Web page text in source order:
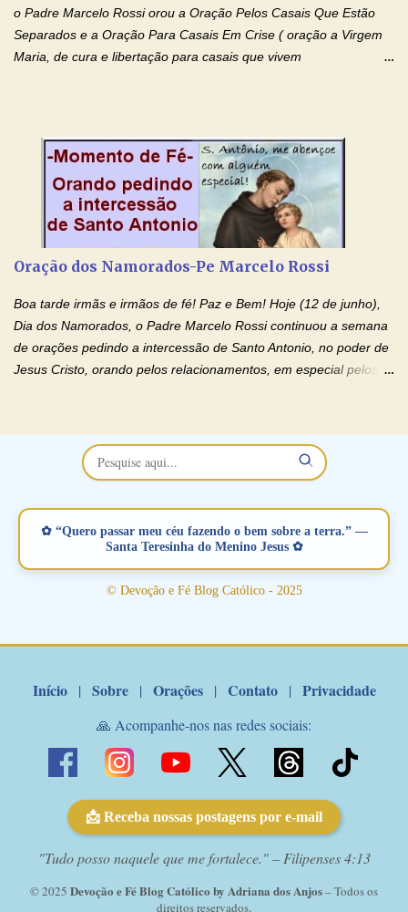
o Padre Marcelo Rossi orou a Oração Pelos Casais Que Estão
Separados e a Oração Para Casais Em Crise ( oração a Virgem
Maria, de cura e libertação para casais que vivem
no programa de rádio Momento de Fé, pela cura dos
relacionamentos. Seu relacionamento está doente? Você está
sofrendo? Então ouça o Momento de Fé e entre nesta corrente
de orações abençoadas, d eixe o Amor Ágape de Jesus curar e
restaurar você e seu relacionamento. Adriana-Devoção e Fé
Oração Pelos Casais Que Estão Separados Casais que estão
separados, devido ao envolvimento de outras pessoas no
relacionamento e que minaram, espiritualmente, a relação do
casal. Vamos orar (coloque o seu esposo ou esposa diante de
Deus). "Senhor Jesus, restaura os laços ...
Oração dos Namorados-Pe Marcelo Rossi
Boa tarde irmãs e irmãos de fé! Paz e Bem! Hoje (12 de junho),
Dia dos Namorados, o Padre Marcelo Rossi continuou a semana
de orações pedindo a intercessão de Santo Antonio, no poder de
Jesus Cristo, orando pelos relacionamentos, em especial pelos
maravilhosos cartões que coloquei aqui para vocês. Não perca
esta abençoada semana no Momento de Fé do Padre Marcelo,
vamos juntos formar esta forte corrente de orações. Você que
verdadeiro, ou que está com problemas no relacionamento
amoroso, creia na poderosa intercessão deste santo amigo:
Santo Antonio! Tenha fé, não desista, pois ele intercede por nós
junto a Jesus! Fique no Amor Ágape de Jesus e no Amor Materno
✿ “Quero passar meu céu fazendo o bem sobre a terra.” —
Santa Teresinha do Menino Jesus ✿
© Devoção e Fé Blog Católico - 2025
Início | Sobre | Orações | Contato | Privacidade
🙏 Acompanhe-nos nas redes sociais:
📩 Receba nossas postagens por e-mail
"Tudo posso naquele que me fortalece." – Filipenses 4:13
© 2025 Devoção e Fé Blog Católico by Adriana dos Anjos– Todos os
direitos reservados.